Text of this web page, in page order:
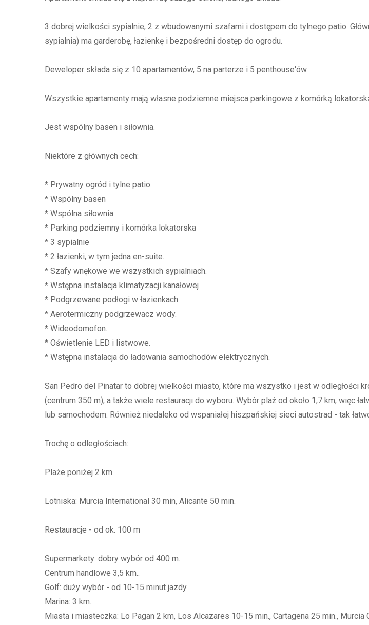
3 dobrej wielkości sypialnie, 2 z wbudowanymi szafami i dostępem do tylnego patio.
sypialnia) ma garderobę, łazienkę i bezpośredni dostęp do ogrodu.
Deweloper składa się z 10 apartamentów, 5 na parterze i 5 penthouse'ów.
Wszystkie apartamenty mają własne podziemne miejsca parkingowe z komórką
Jest wspólny basen i siłownia.
Niektóre z głównych cech:
* Prywatny ogród i tylne patio.
* Wspólny basen
* Wspólna siłownia
* Parking podziemny i komórka lokatorska
* 3 sypialnie
* 2 łazienki, w tym jedna en-suite.
* Szafy wnękowe we wszystkich sypialniach.
* Wstępna instalacja klimatyzacji kanałowej
* Podgrzewane podłogi w łazienkach
* Aerotermiczny podgrzewacz wody.
* Wideodomofon.
* Oświetlenie LED i listwowe.
* Wstępna instalacja do ładowania samochodów elektrycznych.
San Pedro del Pinatar to dobrej wielkości miasto, które ma wszystko i jest w odległości
(centrum 350 m), a także wiele restauracji do wyboru. Wybór plaż od około 1,7 km, więc
lub samochodem. Również niedaleko od wspaniałej hiszpańskiej sieci autostrad - tak
Trochę o odległościach:
Plaże poniżej 2 km.
Lotniska: Murcia International 30 min, Alicante 50 min.
Restauracje - od ok. 100 m
Supermarkety: dobry wybór od 400 m.
Centrum handlowe 3,5 km..
Golf: duży wybór - od 10-15 minut jazdy.
Marina: 3 km..
Miasta i miasteczka: Lo Pagan 2 km, Los Alcazares 10-15 min., Cartagena 25 min., Murcia